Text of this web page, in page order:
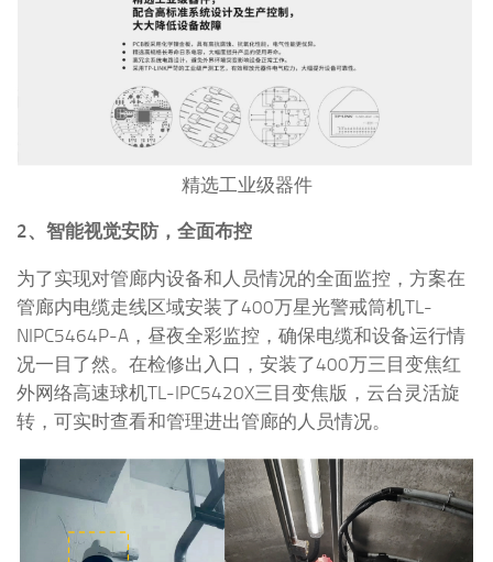
精选工业级器件
2、智能视觉安防，全面布控
为了实现对管廊内设备和人员情况的全面监控，方案在
管廊内电缆走线区域安装了400万星光警戒筒机TL-
NIPC5464P-A，昼夜全彩监控，确保电缆和设备运行情
况一目了然。在检修出入口，安装了400万三目变焦红
外网络高速球机TL-IPC5420X三目变焦版，云台灵活旋
转，可实时查看和管理进出管廊的人员情况。